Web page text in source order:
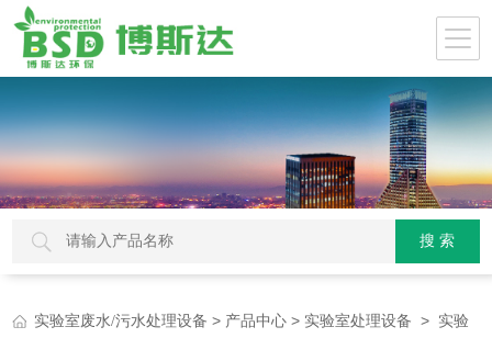
实验室废水/污水处理设备 > 产品中心 > 实验室处理设备 > 实验